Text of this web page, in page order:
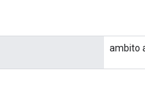
ambito